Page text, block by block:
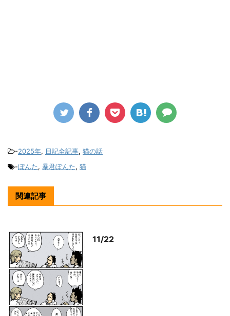
-2025年, 日記全記事, 猫の話
-ぽんた, 暴君ぽんた, 猫
関連記事
11/22